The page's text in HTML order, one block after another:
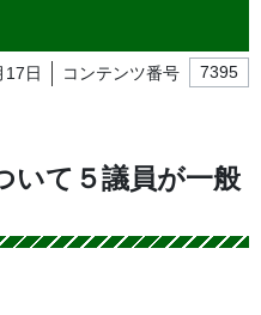
17日 コンテンツ番号 7395
いて５議員が一般